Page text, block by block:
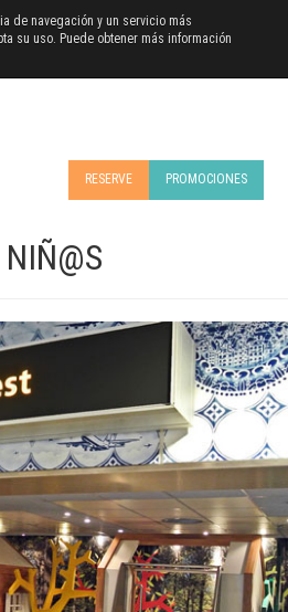
de navegación y un servicio más
su uso. Puede obtener más información
RESERVE PROMOCIONES